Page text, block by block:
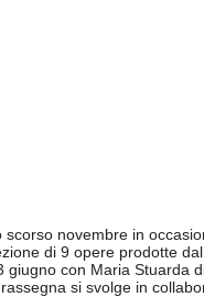
novembre in
di 9 opere prodotte
con Maria
si svolge in